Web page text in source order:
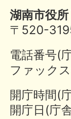
湖南市役
〒520-
電話番号(
ファック
開庁時間(
開庁日(庁